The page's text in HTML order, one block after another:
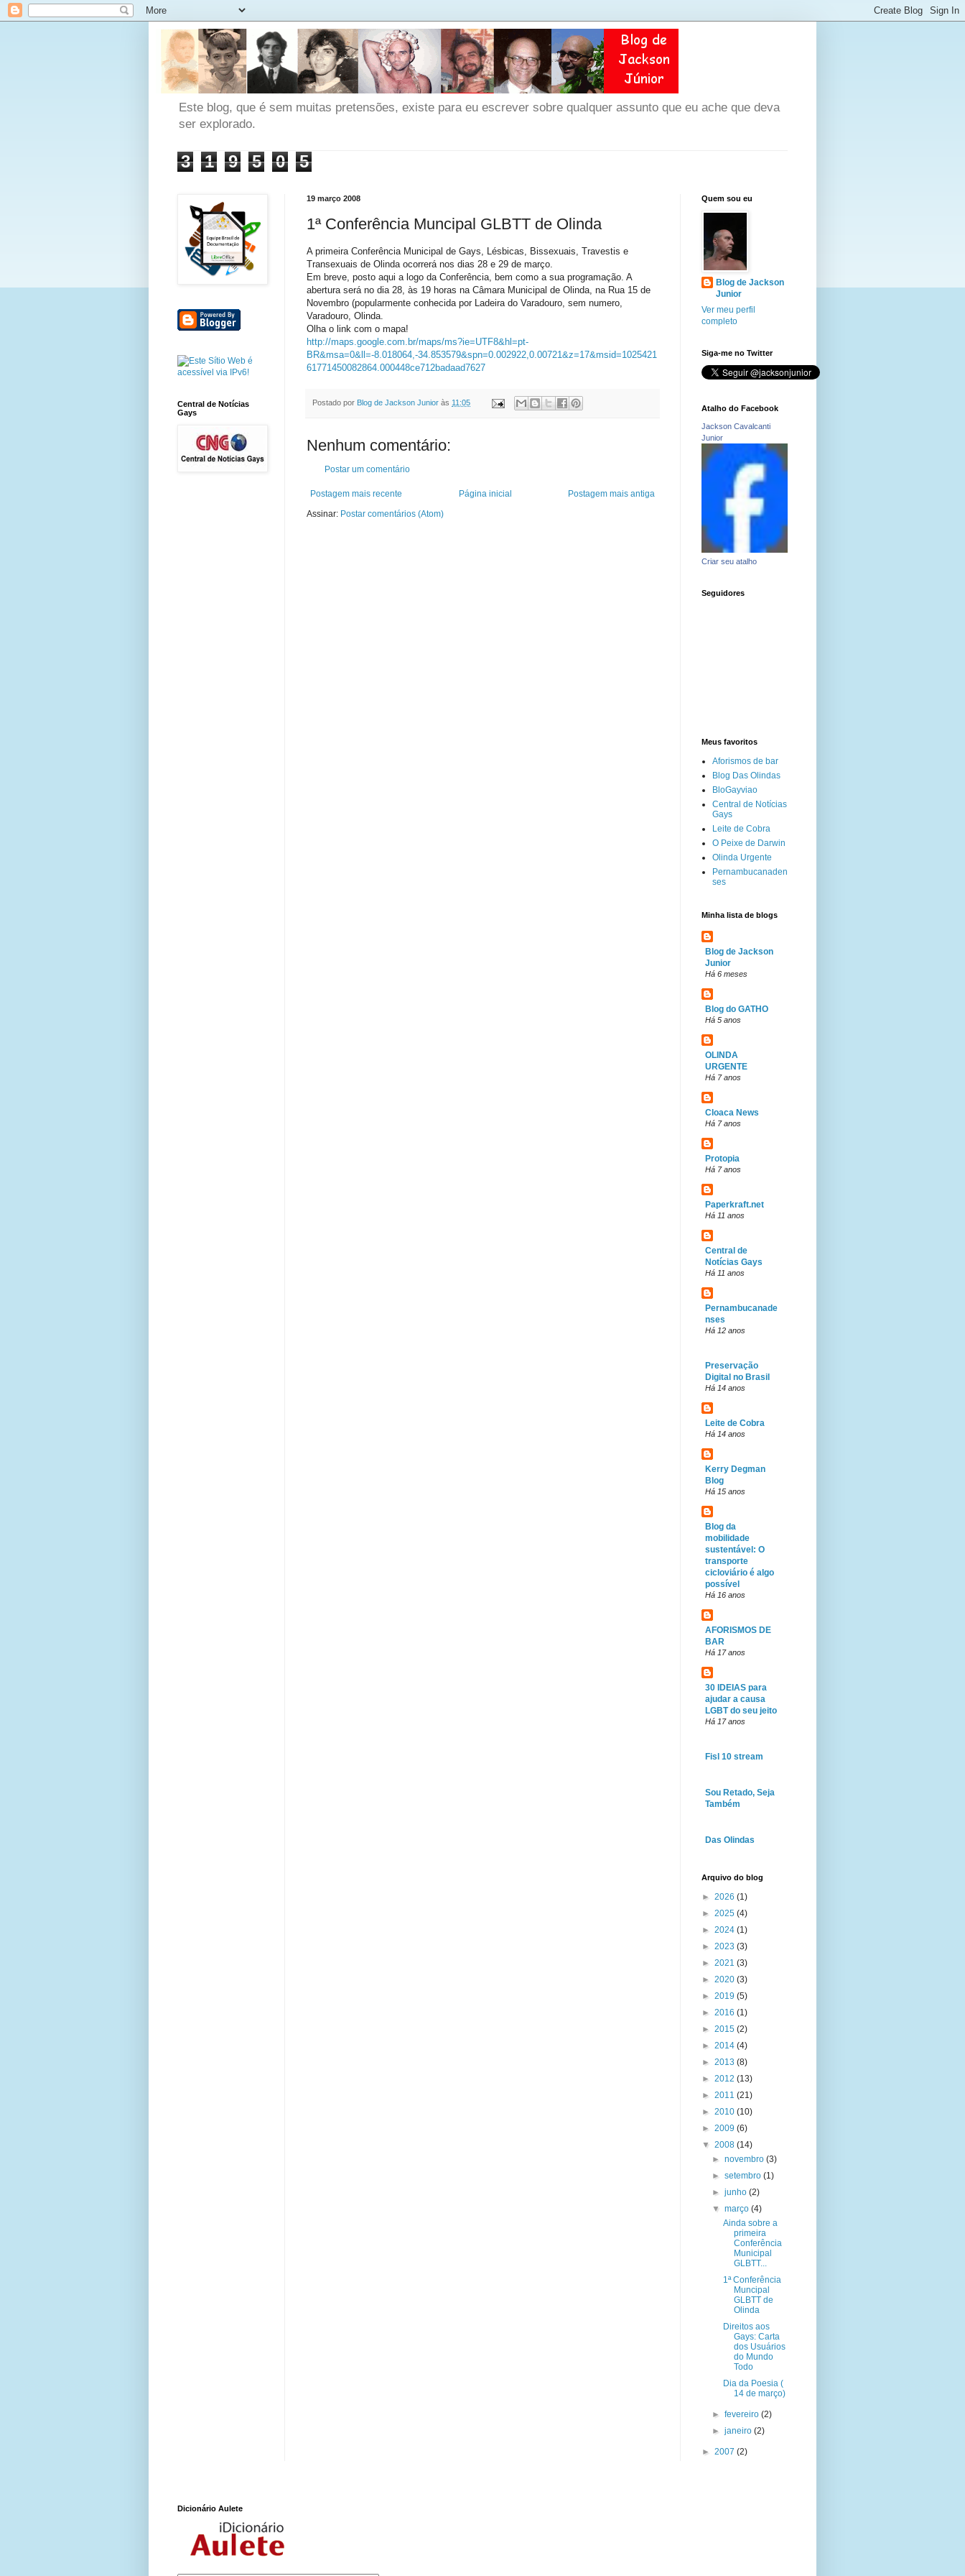
Este blog, que é sem muitas pretensões, existe para eu escrever sobre qualquer assunto que eu ache que deva
ser explorado.
3 1 9 5 0 5
19 março 2008
1ª Conferência Muncipal GLBTT de Olinda
A primeira Conferência Municipal de Gays, Lésbicas, Bissexuais, Travestis e
Transexuais de Olinda ocorrerá nos dias 28 e 29 de março.
Em breve, posto aqui a logo da Conferência, bem como a sua programação. A
abertura será no dia 28, às 19 horas na Câmara Municipal de Olinda, na Rua 15 de
Novembro (popularmente conhecida por Ladeira do Varadouro, sem numero,
Varadouro, Olinda.
Olha o link com o mapa!
http://maps.google.com.br/maps/ms?ie=UTF8&hl=pt-
BR&msa=0&ll=-8.018064,-34.853579&spn=0.002922,0.00721&z=17&msid=1025421
61771450082864.000448ce712badaad7627
Postado por Blog de Jackson Junior às 11:05
Nenhum comentário:
Postar um comentário
Postagem mais recente Postagem mais antiga
Página inicial
Assinar: Postar comentários (Atom)
Central de Notícias
Gays
Quem sou eu
Blog de Jackson
Junior
Ver meu perfil
completo
Siga-me no Twitter
Atalho do Facebook
Jackson Cavalcanti
Junior
Criar seu atalho
Seguidores
Meus favoritos
Aforismos de bar
Blog Das Olindas
BloGayviao
Central de Notícias
Gays
Leite de Cobra
O Peixe de Darwin
Olinda Urgente
Pernambucanaden
ses
Minha lista de blogs
Blog de Jackson
Junior
Há 6 meses
Blog do GATHO
Há 5 anos
OLINDA
URGENTE
Há 7 anos
Cloaca News
Há 7 anos
Protopia
Há 7 anos
Paperkraft.net
Há 11 anos
Central de
Notícias Gays
Há 11 anos
Pernambucanade
nses
Há 12 anos
Preservação
Digital no Brasil
Há 14 anos
Leite de Cobra
Há 14 anos
Kerry Degman
Blog
Há 15 anos
Blog da
mobilidade
sustentável: O
transporte
cicloviário é algo
possível
Há 16 anos
AFORISMOS DE
BAR
Há 17 anos
30 IDEIAS para
ajudar a causa
LGBT do seu jeito
Há 17 anos
Fisl 10 stream
Sou Retado, Seja
Também
Das Olindas
Arquivo do blog
► 2026 (1)
► 2025 (4)
► 2024 (1)
► 2023 (3)
► 2021 (3)
► 2020 (3)
► 2019 (5)
► 2016 (1)
► 2015 (2)
► 2014 (4)
► 2013 (8)
► 2012 (13)
► 2011 (21)
► 2010 (10)
► 2009 (6)
▼ 2008 (14)
►novembro(3)
►setembro(1)
►junho(2)
▼março(4)
Ainda sobre a
primeira
Conferência
Municipal
GLBTT...
1ª Conferência
Muncipal
GLBTT de
Olinda
Direitos aos
Gays: Carta
dos Usuários
do Mundo
Todo
Dia da Poesia (
14 de março)
►fevereiro(2)
►janeiro(2)
► 2007 (2)
Dicionário Aulete